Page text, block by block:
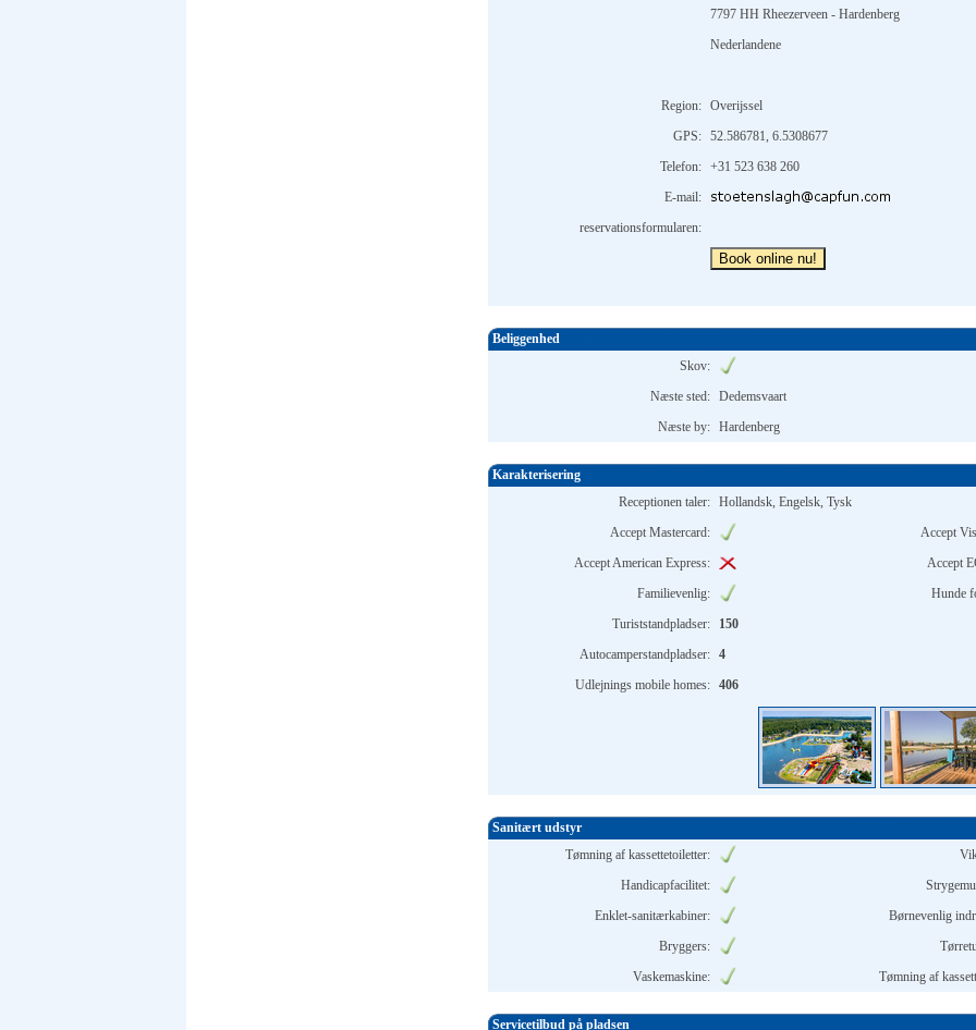
7797 HH Rheezerveen - Hardenberg
Nederlandene
Region: Overijssel
GPS: 52.586781, 6.5308677
Telefon: +31 523 638 260
E-mail:
reservationsformularen:
Book online nu!
Beliggenhed
Skov:
Næste sted: Dedemsvaart
Næste by: Hardenberg
Karakterisering
Receptionen taler: Hollandsk, Engelsk, Tysk
Accept Mastercard:
Accept
Accept American Express:
Accept
Familievenlig:
Hunde
Turiststandpladser:
150
Autocamperstandpladser: 4
Udlejnings mobile homes: 406
Sanitært udstyr
Tømning af kassettetoiletter:
Handicapfacilitet:
Enklet-sanitærkabiner:
Børnevenlig
Bryggers:
Vaskemaskine:
Tømning af
Servicetilbud på pladsen